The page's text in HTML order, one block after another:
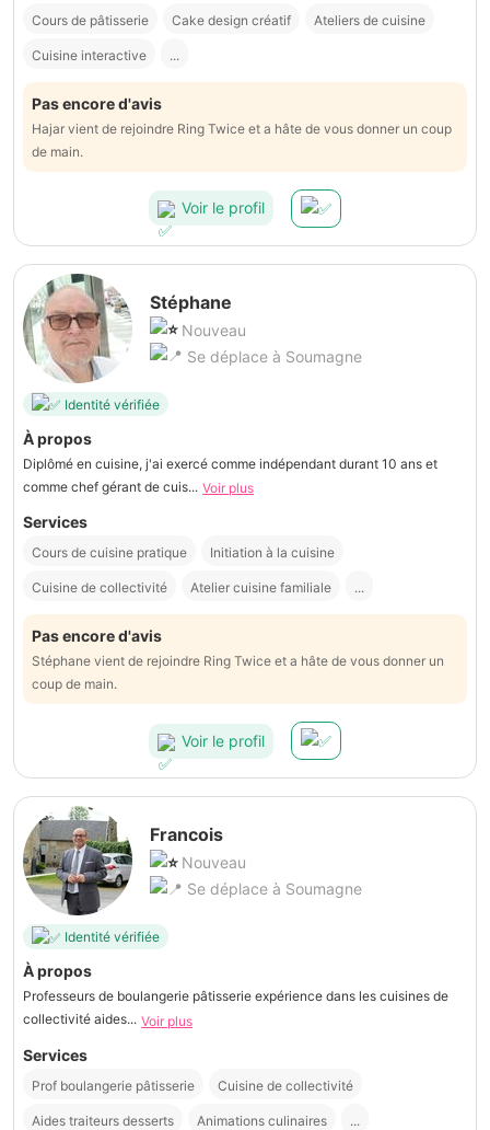
Cours de pâtisserie Cake design créatif Ateliers de cuisine
Cuisine interactive ...
Pas encore d'avis
Hajar vient de rejoindre Ring Twice et a hâte de vous donner un coup
de main.
Voir le profil
Stéphane
Nouveau
Se déplace à Soumagne
Identité vérifiée
À propos
Diplômé en cuisine, j'ai exercé comme indépendant durant 10 ans et
comme chef gérant de cuis... Voir plus
Services
Cours de cuisine pratique Initiation à la cuisine
Cuisine de collectivité Atelier cuisine familiale ...
Pas encore d'avis
Stéphane vient de rejoindre Ring Twice et a hâte de vous donner un
coup de main.
Voir le profil
Francois
Nouveau
Se déplace à Soumagne
Identité vérifiée
À propos
Professeurs de boulangerie pâtisserie expérience dans les cuisines de
collectivité aides... Voir plus
Services
Prof boulangerie pâtisserie Cuisine de collectivité
Aides traiteurs desserts Animations culinaires ...